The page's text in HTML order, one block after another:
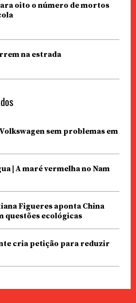
oito o número de mortos
na estrada
sem problemas em
| A maré vermelha no Nam
Figueres aponta China
questões ecológicas
cria petição para reduzir